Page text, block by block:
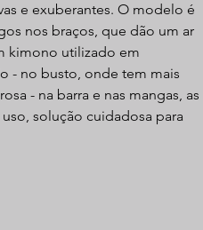
e exuberantes. O modelo é
nos braços, que dão um ar
kimono utilizado em
- no busto, onde tem mais
- na barra e nas mangas, as
solução cuidadosa para